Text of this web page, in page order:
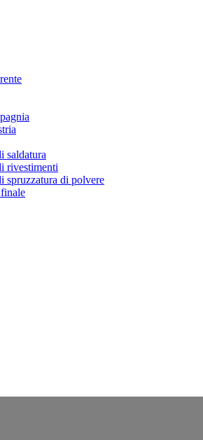
saldatura
rivestimenti
spruzzatura di polvere